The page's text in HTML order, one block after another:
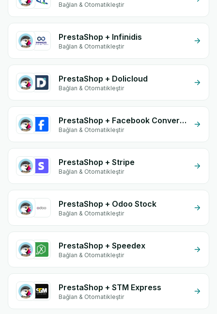
Bağlan & Otomatikleştir
PrestaShop + Infinidis
Bağlan & Otomatikleştir
PrestaShop + Dolicloud
Bağlan & Otomatikleştir
PrestaShop + Facebook Conversion API (CAPI)
Bağlan & Otomatikleştir
PrestaShop + Stripe
Bağlan & Otomatikleştir
PrestaShop + Odoo Stock
Bağlan & Otomatikleştir
PrestaShop + Speedex
Bağlan & Otomatikleştir
PrestaShop + STM Express
Bağlan & Otomatikleştir